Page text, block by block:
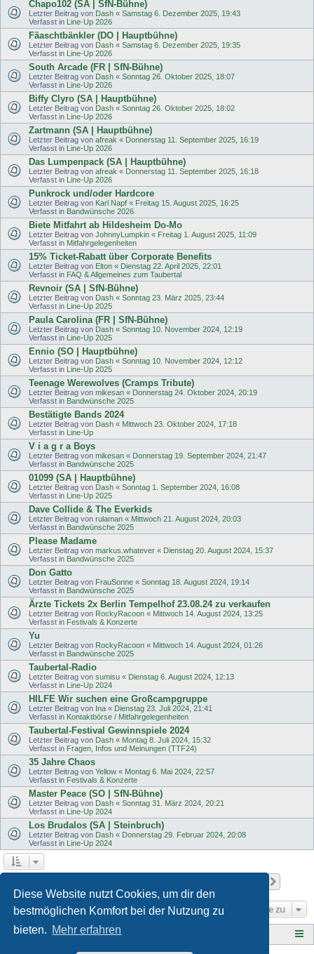
Diese Website nutzt Cookies, um dir den
bestmöglichen Komfort bei der Nutzung zu
bieten. Mehr erfahren
Chapo102 (SA | SfN-Bühne)
Letzter Beitrag von Dash « Samstag 6. Dezember 2025, 19:43
Verfasst in Line-Up 2026
Fäaschtbänkler (DO | Hauptbühne)
Letzter Beitrag von Dash « Samstag 6. Dezember 2025, 19:35
Verfasst in Line-Up 2026
South Arcade (FR | SfN-Bühne)
Letzter Beitrag von Dash « Sonntag 26. Oktober 2025, 18:07
Verfasst in Line-Up 2026
Biffy Clyro (SA | Hauptbühne)
Letzter Beitrag von Dash « Sonntag 26. Oktober 2025, 18:02
Verfasst in Line-Up 2026
Zartmann (SA | Hauptbühne)
Letzter Beitrag von afreak « Donnerstag 11. September 2025, 16:19
Verfasst in Line-Up 2026
Das Lumpenpack (SA | Hauptbühne)
Letzter Beitrag von afreak « Donnerstag 11. September 2025, 16:18
Verfasst in Line-Up 2026
Punkrock und/oder Hardcore
Letzter Beitrag von Karl Napf « Freitag 15. August 2025, 16:25
Verfasst in Bandwünsche 2026
Biete Mitfahrt ab Hildesheim Do-Mo
Letzter Beitrag von JohnnyLumpkin « Freitag 1. August 2025, 11:09
Verfasst in Mitfahrgelegenheiten
15% Ticket-Rabatt über Corporate Benefits
Letzter Beitrag von Elton « Dienstag 22. April 2025, 22:01
Verfasst in FAQ & Allgemeines zum Taubertal
Revnoir (SA | SfN-Bühne)
Letzter Beitrag von Dash « Sonntag 23. März 2025, 23:44
Verfasst in Line-Up 2025
Paula Carolina (FR | SfN-Bühne)
Letzter Beitrag von Dash « Sonntag 10. November 2024, 12:19
Verfasst in Line-Up 2025
Ennio (SO | Hauptbühne)
Letzter Beitrag von Dash « Sonntag 10. November 2024, 12:12
Verfasst in Line-Up 2025
Teenage Werewolves (Cramps Tribute)
Letzter Beitrag von mikesan « Donnerstag 24. Oktober 2024, 20:19
Verfasst in Bandwünsche 2025
Bestätigte Bands 2024
Letzter Beitrag von Dash « Mittwoch 23. Oktober 2024, 17:18
Verfasst in Line-Up
V i a g r a Boys
Letzter Beitrag von mikesan « Donnerstag 19. September 2024, 21:47
Verfasst in Bandwünsche 2025
01099 (SA | Hauptbühne)
Letzter Beitrag von Dash « Sonntag 1. September 2024, 16:08
Verfasst in Line-Up 2025
Dave Collide & The Everkids
Letzter Beitrag von rulaman « Mittwoch 21. August 2024, 20:03
Verfasst in Bandwünsche 2025
Please Madame
Letzter Beitrag von markus.whatever « Dienstag 20. August 2024, 15:37
Verfasst in Bandwünsche 2025
Don Gatto
Letzter Beitrag von FrauSonne « Sonntag 18. August 2024, 19:14
Verfasst in Bandwünsche 2025
Ärzte Tickets 2x Berlin Tempelhof 23.08.24 zu verkaufen
Letzter Beitrag von RockyRacoon « Mittwoch 14. August 2024, 13:25
Verfasst in Festivals & Konzerte
Yu
Letzter Beitrag von RockyRacoon « Mittwoch 14. August 2024, 01:26
Verfasst in Bandwünsche 2025
Taubertal-Radio
Letzter Beitrag von sumisu « Dienstag 6. August 2024, 12:13
Verfasst in Line-Up 2024
HILFE Wir suchen eine Großcampgruppe
Letzter Beitrag von Ina « Dienstag 23. Juli 2024, 21:41
Verfasst in Kontaktbörse / Mitfahrgelegenheiten
Taubertal-Festival Gewinnspiele 2024
Letzter Beitrag von Dash « Montag 8. Juli 2024, 15:32
Verfasst in Fragen, Infos und Meinungen (TTF24)
35 Jahre Chaos
Letzter Beitrag von Yellow « Montag 6. Mai 2024, 22:57
Verfasst in Festivals & Konzerte
Master Peace (SO | SfN-Bühne)
Letzter Beitrag von Dash « Sonntag 31. März 2024, 20:21
Verfasst in Line-Up 2024
Los Brudalos (SA | Steinbruch)
Letzter Beitrag von Dash « Donnerstag 29. Februar 2024, 20:08
Verfasst in Line-Up 2024
Gehe zu
Tauberplanscher-Forum.de